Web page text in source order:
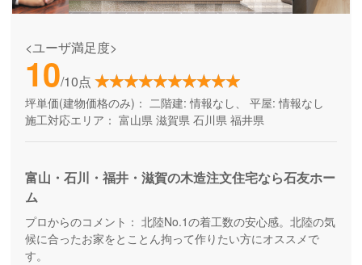
<ユーザ満足度>
10/10点
坪単価(建物価格のみ)： 二階建: 情報なし、 平屋: 情報なし
施工対応エリア： 富山県 滋賀県 石川県 福井県
富山・石川・福井・滋賀の木造注文住宅なら石友ホー
ム
プロからのコメント： 北陸No.1の着工数の安心感。北陸の気
候に合ったお家をとことん拘って作りたい方にオススメで
す。